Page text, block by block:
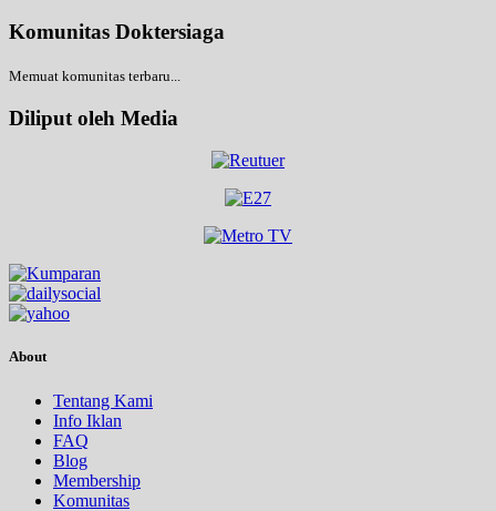
Komunitas Doktersiaga
Memuat komunitas terbaru...
Diliput oleh Media
About
Tentang Kami
Info Iklan
FAQ
Blog
Membership
Komunitas